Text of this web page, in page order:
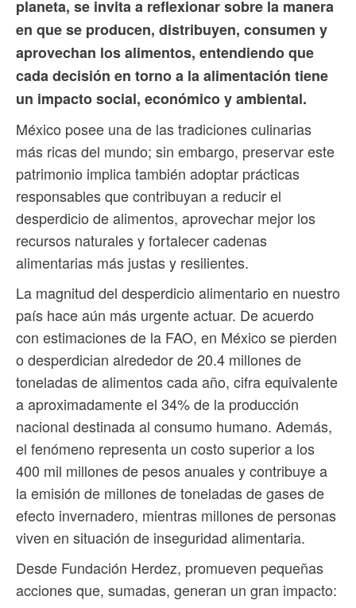
planeta, se invita a reflexionar sobre la manera
en que se producen, distribuyen, consumen y
aprovechan los alimentos, entendiendo que
cada decisión en torno a la alimentación tiene
un impacto social, económico y ambiental.
México posee una de las tradiciones culinarias
más ricas del mundo; sin embargo, preservar este
patrimonio implica también adoptar prácticas
responsables que contribuyan a reducir el
desperdicio de alimentos, aprovechar mejor los
recursos naturales y fortalecer cadenas
alimentarias más justas y resilientes.
La magnitud del desperdicio alimentario en nuestro
país hace aún más urgente actuar. De acuerdo
con estimaciones de la FAO, en México se pierden
o desperdician alrededor de 20.4 millones de
toneladas de alimentos cada año, cifra equivalente
a aproximadamente el 34% de la producción
nacional destinada al consumo humano. Además,
el fenómeno representa un costo superior a los
400 mil millones de pesos anuales y contribuye a
la emisión de millones de toneladas de gases de
efecto invernadero, mientras millones de personas
viven en situación de inseguridad alimentaria.
Desde Fundación Herdez, promueven pequeñas
acciones que, sumadas, generan un gran impacto: